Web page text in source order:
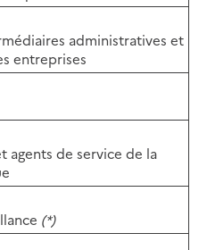
administratives et
entreprises
agents de service de la
(*)